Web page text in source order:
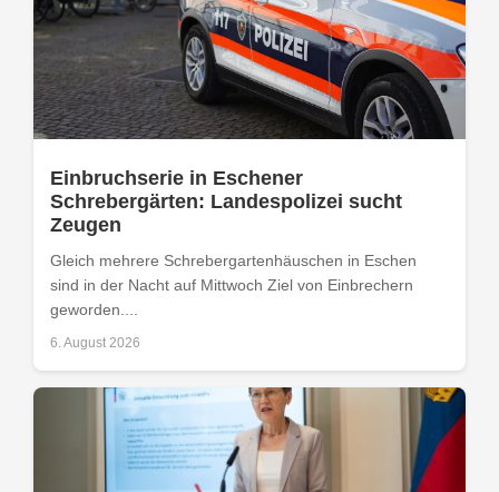
Einbruchserie in Eschener
Schrebergärten: Landespolizei sucht
Zeugen
Gleich mehrere Schrebergartenhäuschen in Eschen
sind in der Nacht auf Mittwoch Ziel von Einbrechern
geworden....
6. August 2026